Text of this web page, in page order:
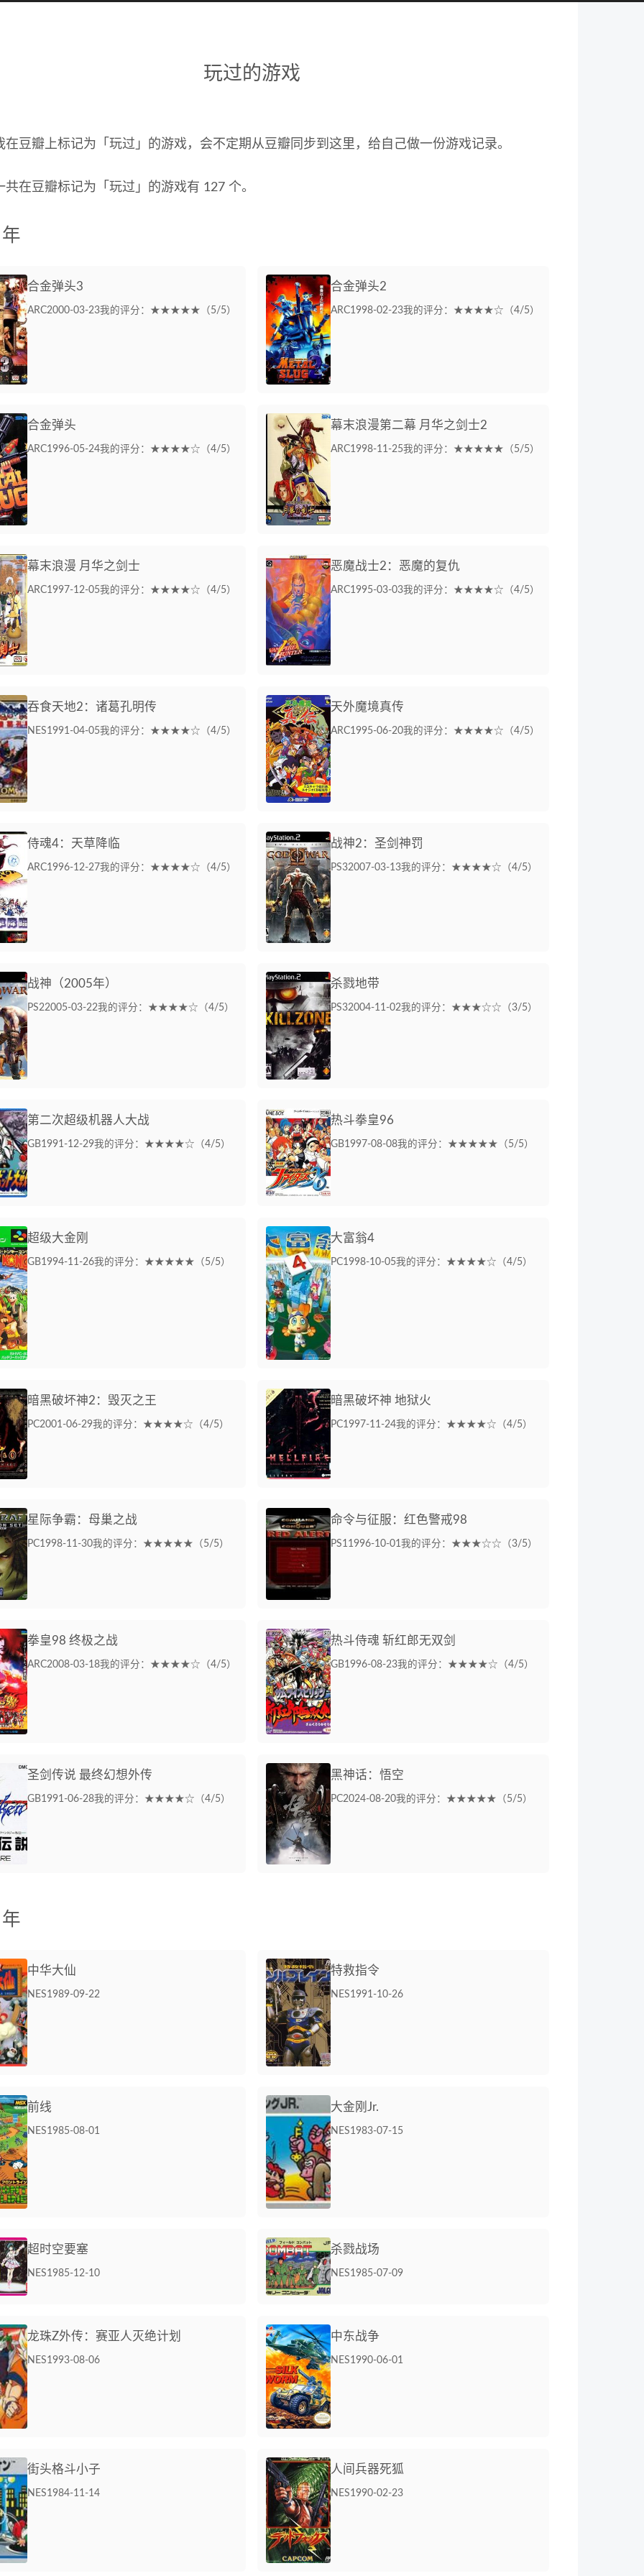
玩过的游戏
在豆瓣上标记为「玩过」的游戏，会不定期从豆瓣同步到这里，给自己做一份游戏记录。
共在豆瓣标记为「玩过」的游戏有 127 个。
合金弹头3
ARC2000-03-23我的评分：★★★★★（5/5）
合金弹头2
ARC1998-02-23我的评分：★★★★☆（4/5）
合金弹头
ARC1996-05-24我的评分：★★★★☆（4/5）
幕末浪漫第二幕 月华之剑士2
ARC1998-11-25我的评分：★★★★★（5/5）
幕末浪漫 月华之剑士
ARC1997-12-05我的评分：★★★★☆（4/5）
恶魔战士2：恶魔的复仇
ARC1995-03-03我的评分：★★★★☆（4/5）
吞食天地2：诸葛孔明传
NES1991-04-05我的评分：★★★★☆（4/5）
天外魔境真传
ARC1995-06-20我的评分：★★★★☆（4/5）
侍魂4：天草降临
ARC1996-12-27我的评分：★★★★☆（4/5）
战神2：圣剑神罚
PS32007-03-13我的评分：★★★★☆（4/5）
战神（2005年）
PS22005-03-22我的评分：★★★★☆（4/5）
杀戮地带
PS32004-11-02我的评分：★★★☆☆（3/5）
第二次超级机器人大战
GB1991-12-29我的评分：★★★★☆（4/5）
热斗拳皇96
GB1997-08-08我的评分：★★★★★（5/5）
超级大金刚
GB1994-11-26我的评分：★★★★★（5/5）
大富翁4
PC1998-10-05我的评分：★★★★☆（4/5）
暗黑破坏神2：毁灭之王
PC2001-06-29我的评分：★★★★☆（4/5）
暗黑破坏神 地狱火
PC1997-11-24我的评分：★★★★☆（4/5）
星际争霸：母巢之战
PC1998-11-30我的评分：★★★★★（5/5）
命令与征服：红色警戒98
PS11996-10-01我的评分：★★★☆☆（3/5）
拳皇98 终极之战
ARC2008-03-18我的评分：★★★★☆（4/5）
热斗侍魂 斩红郎无双剑
GB1996-08-23我的评分：★★★★☆（4/5）
圣剑传说 最终幻想外传
GB1991-06-28我的评分：★★★★☆（4/5）
黑神话：悟空
PC2024-08-20我的评分：★★★★★（5/5）
中华大仙
NES1989-09-22
特救指令
NES1991-10-26
前线
NES1985-08-01
大金刚Jr.
NES1983-07-15
超时空要塞
NES1985-12-10
杀戮战场
NES1985-07-09
龙珠Z外传：赛亚人灭绝计划
NES1993-08-06
中东战争
NES1990-06-01
街头格斗小子
NES1984-11-14
人间兵器死狐
NES1990-02-23